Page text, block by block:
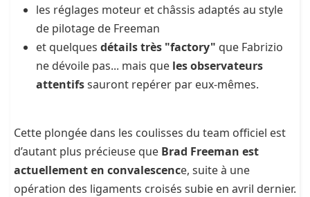
les réglages moteur et châssis adaptés au style
de pilotage de Freeman
et quelques détails très "factory" que Fabrizio
ne dévoile pas... mais que les observateurs
attentifssauront repérer par eux-mêmes.
Cette plongée dans les coulisses du team officiel est
d’autant plus précieuse que Brad Freeman est
actuellement en convalescence, suite à une
opération des ligaments croisés subie en avril dernier.